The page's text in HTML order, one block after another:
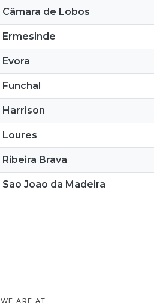
Câmara de Lobos
Ermesinde
Evora
Funchal
Harrison
Loures
Ribeira Brava
Sao Joao da Madeira
WE ARE AT: